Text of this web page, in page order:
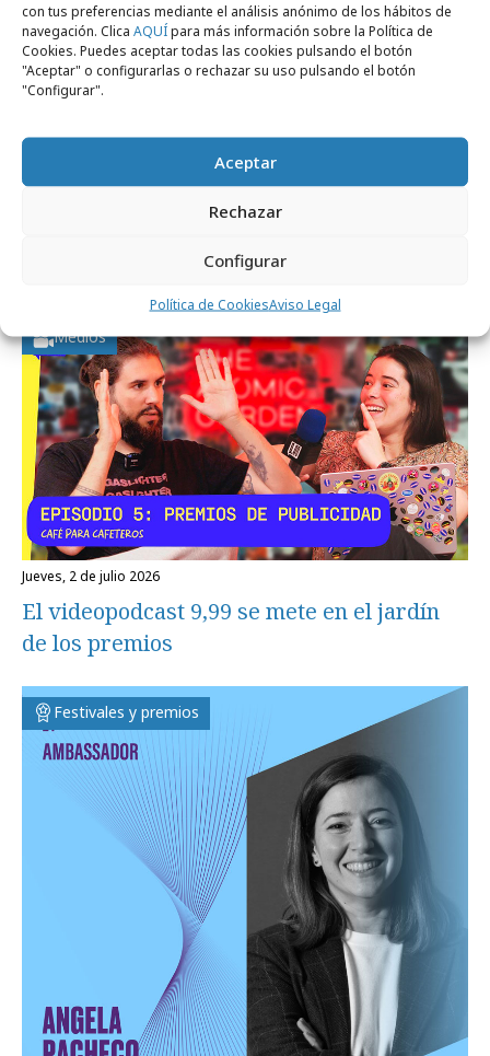
con tus preferencias mediante el análisis anónimo de los hábitos de
navegación. Clica AQUÍpara más información sobre la Política de
Cookies. Puedes aceptar todas las cookies pulsando el botón
"Aceptar" o configurarlas o rechazar su uso pulsando el botón
"Configurar".
Aceptar
Rechazar
Configurar
Política de CookiesAviso Legal
inteligencia artificial
Medios
jueves, 2 de julio 2026
El videopodcast 9,99 se mete en el jardín
de los premios
Festivales y premios